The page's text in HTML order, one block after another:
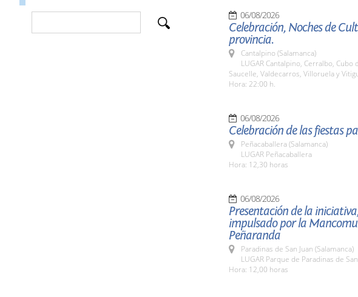
06/08/2026
Celebración, Noches de
provincia.
Cantalpino (Salamanca)
LUGAR Cantalpino, Cerralbo,
Saucelle, Valdecarros, Villoruela y
Hora: 22:00 h.
06/08/2026
Celebración de las fiestas
Peñacaballera (Salamanca)
LUGAR Peñacaballera
Hora: 12,30 horas
06/08/2026
Presentación de la
impulsado por la
Peñaranda
Paradinas de San Juan (Salamanca)
LUGAR Parque de Paradinas de
Hora: 12,00 horas